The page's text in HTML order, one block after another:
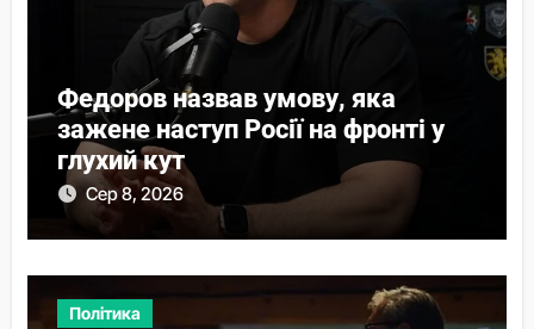
Федоров назвав умову, яка
зажене наступ Росії на фронті у
глухий кут
Сер 8, 2026
Політика